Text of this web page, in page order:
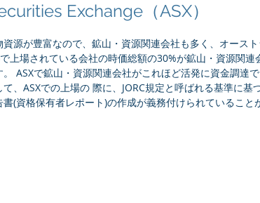
Exchange（ASX）
源が豊富なので、鉱山・資源関連会社も多く、オースト
上場されている会社の時価総額の30%が鉱山・資源関連
ASXで鉱山・資源関連会社がこれほど活発に資金調達で
、ASXでの上場の 際に、JORC規定と呼ばれる基準に基
(資格保有者レポート)の作成が義務付けられていること